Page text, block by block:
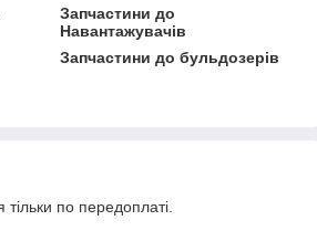
Запчастини до
Навантажувачів
Запчастини до бульдозерів
тільки по передоплаті.